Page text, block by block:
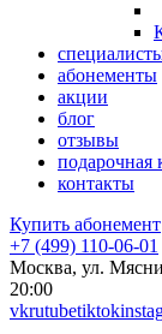
абонементы
акции
блог
отзывы
подарочная
контакты
Купить абонемент
+7 (499) 110-06-01
Москва, ул.
20:00
vkrutubetiktok